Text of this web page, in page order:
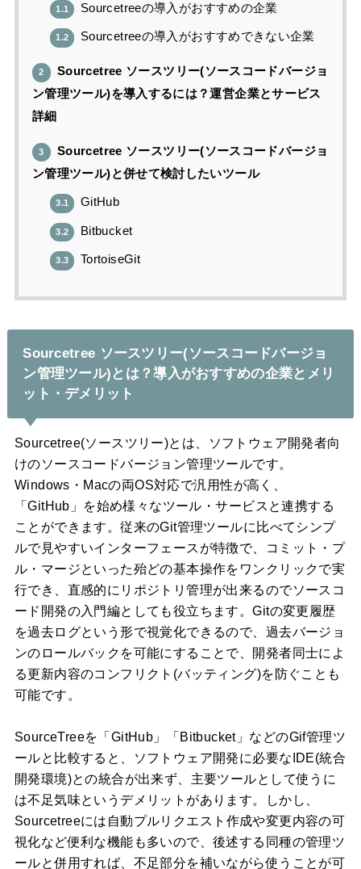
1.1 Sourcetreeの導入がおすすめの企業
1.2 Sourcetreeの導入がおすすめできない企業
2
Sourcetree ソースツリー(ソースコードバージョ
ン管理ツール)を導入するには？運営企業とサービス
詳細
3
Sourcetree ソースツリー(ソースコードバージョ
ン管理ツール)と併せて検討したいツール
3.1 GitHub
3.2 Bitbucket
3.3 TortoiseGit
Sourcetree ソースツリー(ソースコードバージョ
ン管理ツール)とは？導入がおすすめの企業とメリ
ット・デメリット
Sourcetree(ソースツリー)とは、ソフトウェア開発者向
けのソースコードバージョン管理ツールです。
Windows・Macの両OS対応で汎用性が高く、
「GitHub」を始め様々なツール・サービスと連携する
ことができます。従来のGit管理ツールに比べてシンプ
ルで見やすいインターフェースが特徴で、コミット・プ
ル・マージといった殆どの基本操作をワンクリックで実
行でき、直感的にリポジトリ管理が出来るのでソースコ
ード開発の入門編としても役立ちます。Gitの変更履歴
を過去ログという形で視覚化できるので、過去バージョ
ンのロールバックを可能にすることで、開発者同士によ
る更新内容のコンフリクト(バッティング)を防ぐことも
可能です。
SourceTreeを「GitHub」「Bitbucket」などのGif管理ツ
ールと比較すると、ソフトウェア開発に必要なIDE(統合
開発環境)との統合が出来ず、主要ツールとして使うに
は不足気味というデメリットがあります。しかし、
Sourcetreeには自動プルリクエスト作成や変更内容の可
視化など便利な機能も多いので、後述する同種の管理ツ
ールと併用すれば、不足部分を補いながら使うことが可